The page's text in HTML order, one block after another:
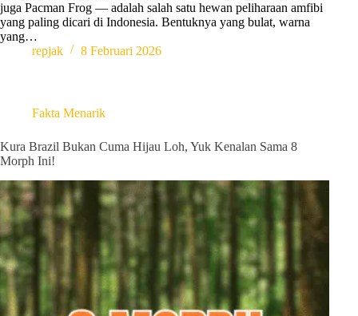
juga Pacman Frog — adalah salah satu hewan peliharaan amfibi
yang paling dicari di Indonesia. Bentuknya yang bulat, warna
yang…
repjak
8 Februari 2026
Fakta Menarik
Kura Brazil Bukan Cuma Hijau Loh, Yuk Kenalan Sama 8
Morph Ini!